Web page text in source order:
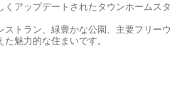
アップデートされたタウンホームスタ
トラン、緑豊かな公園、主要フリーウ
魅力的な住まいです。
、たっぷりと差し込む自然光、上質な
れた暖炉が備わり、温かみとエレガン
ダイニングエリアは、スタイリッシュ
ります。キッチンには、新しいステン